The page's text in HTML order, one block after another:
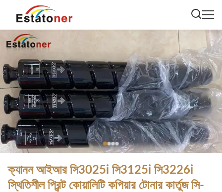
ক্যানন আইআর সি3025i সি3125i সি3226i
স্থিতিশীল প্রিন্ট কোয়ালিটি কপিয়ার টোনার কার্তুজ সি-